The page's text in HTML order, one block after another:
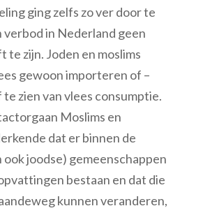
ging zelfs zo ver door te
verbod in Nederland geen
te zijn. Joden en moslims
gewoon importeren of –
zien van vlees consumptie.
Moslims en
dat er binnen de
ook joodse) gemeenschappen
bestaan en dat die
kunnen veranderen,